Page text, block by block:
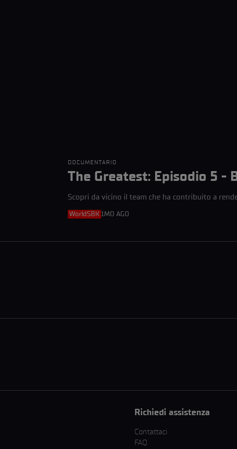
DOCUMENTARIO
The Greatest: Episodio 5 -
Scopri da vicino il team che ha contribuito a
WorldSBK 1MO AGO
Richiedi assistenza
Contattaci
FAQ